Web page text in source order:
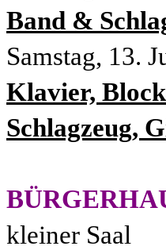
Band &
Samstag, 13.
Klavier,
Schlagzeug,
kleiner Saal